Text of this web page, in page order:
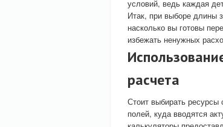
условий, ведь каждая
Итак, при выборе длины
насколько вы готовы
избежать ненужных
расчета
Стоит выбирать
полей, куда вводятся